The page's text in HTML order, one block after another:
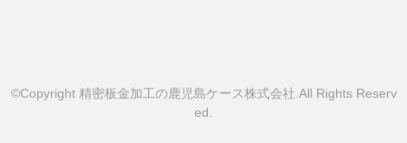
©Copyright 精密板金加工の鹿児島ケース株式会社.All Rights Reserv
ed.